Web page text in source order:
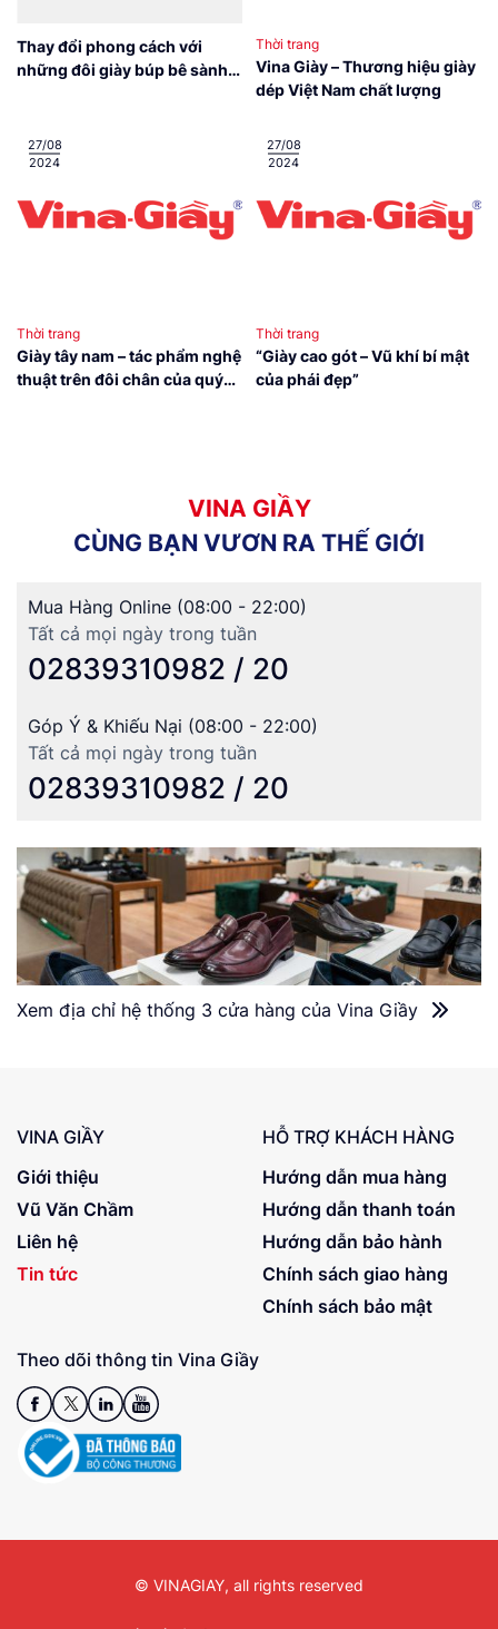
Thay đổi phong cách với
những đôi giày búp bê sành
Thời trang
Vina Giày – Thương hiệu giày
dép Việt Nam chất lượng
27/08
2024
Thời trang
Giày tây nam – tác phẩm nghệ
thuật trên đôi chân của quý
27/08
2024
Thời trang
“Giày cao gót – Vũ khí bí mật
của phái đẹp”
VINA GIẦY
CÙNG BẠN VƯƠN RA THẾ GIỚI
Mua Hàng Online (08:00 - 22:00)
Tất cả mọi ngày trong tuần
02839310982 / 20
Góp Ý & Khiếu Nại (08:00 - 22:00)
Tất cả mọi ngày trong tuần
02839310982 / 20
Xem địa chỉ hệ thống 3 cửa hàng của Vina Giầy
Theo dõi thông tin Vina Giầy
VINA GIẦY
Giới thiệu
Vũ Văn Chầm
Liên hệ
Tin tức
HỖ TRỢ KHÁCH HÀNG
Hướng dẫn mua hàng
Hướng dẫn thanh toán
Hướng dẫn bảo hành
Chính sách giao hàng
Chính sách bảo mật
© VINAGIAY, all rights reserved